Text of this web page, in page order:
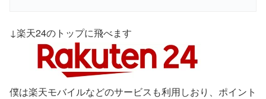
↓楽天24のトップに飛べます
僕は楽天モバイルなどのサービスも利用しおり、ポイント